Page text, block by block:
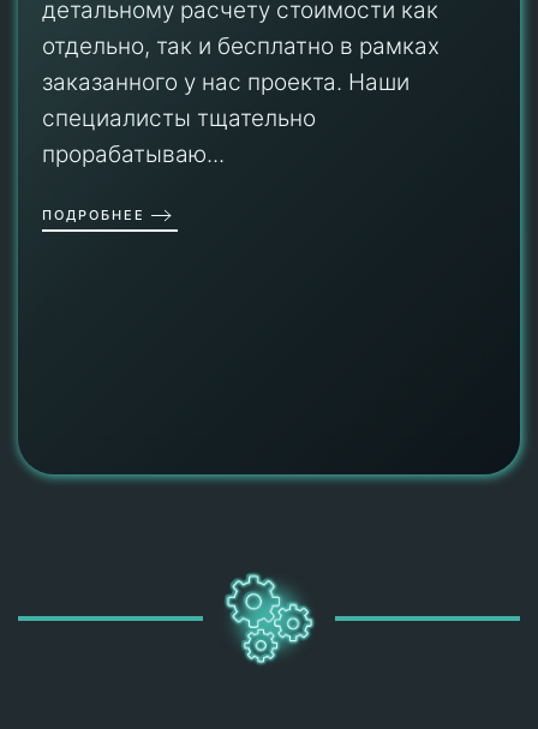
детальному расчету стоимости как
отдельно, так и бесплатно в рамках
заказанного у нас проекта. Наши
специалисты тщательно
прорабатываю...
ПОДРОБНЕЕ